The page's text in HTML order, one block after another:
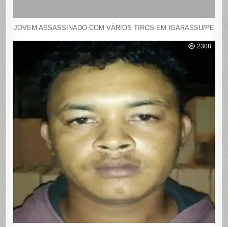
JOVEM ASSASSINADO COM VÁRIOS TIROS EM IGARASSU/PE
2308